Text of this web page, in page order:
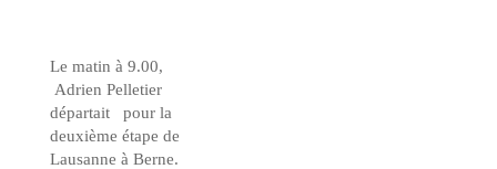
Le matin à 9.00,
Adrien Pelletier
départait pour la
deuxième étape de
Lausanne à Berne.